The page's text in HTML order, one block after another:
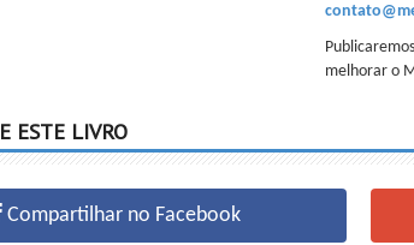
melhorar o
ESTE LIVRO
Compartilhar no Facebook